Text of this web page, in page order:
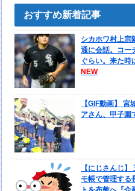
おすすめ新着記事
シカホワ村上宗
通に会話。コー
ぐらい。来た時
【GIF動画】
アさん、甲子園
【にじさんじ
モ帳で管理する